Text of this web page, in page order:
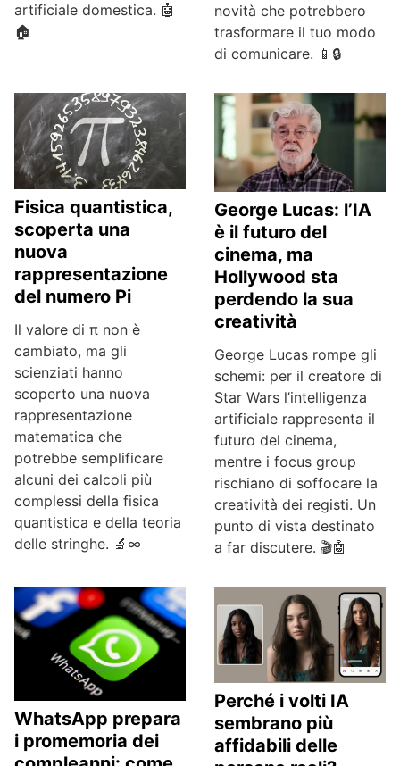
artificiale domestica. 🤖
🏠
novità che potrebbero
trasformare il tuo modo
di comunicare. 📱🔒
Fisica quantistica,
scoperta una
nuova
rappresentazione
del numero Pi
Il valore di π non è
cambiato, ma gli
scienziati hanno
scoperto una nuova
rappresentazione
matematica che
potrebbe semplificare
alcuni dei calcoli più
complessi della fisica
quantistica e della teoria
delle stringhe. 🔬∞
George Lucas: l’IA
è il futuro del
cinema, ma
Hollywood sta
perdendo la sua
creatività
George Lucas rompe gli
schemi: per il creatore di
Star Wars l’intelligenza
artificiale rappresenta il
futuro del cinema,
mentre i focus group
rischiano di soffocare la
creatività dei registi. Un
punto di vista destinato
a far discutere. 🎬🤖
WhatsApp prepara
i promemoria dei
Perché i volti IA
sembrano più
affidabili delle